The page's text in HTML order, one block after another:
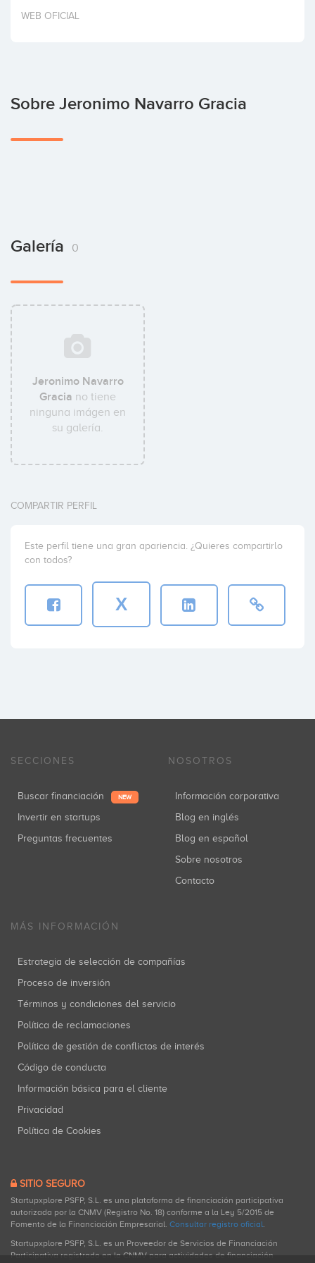
Invertir
WEB OFICIAL
Sobre Jeronimo Navarro Gracia
Galería 0
Jeronimo Navarro
Gracia no tiene
ninguna imágen en
su galería.
COMPARTIR PERFIL
Este perfil tiene una gran apariencia. ¿Quieres compartirlo
con todos?
X
SECCIONES
Buscar financiación NEW
Invertir en startups
Preguntas frecuentes
NOSOTROS
Información corporativa
Blog en inglés
Blog en español
Sobre nosotros
Contacto
MÁS INFORMACIÓN
Estrategia de selección de compañías
Proceso de inversión
Términos y condiciones del servicio
Política de reclamaciones
Política de gestión de conflictos de interés
Código de conducta
Información básica para el cliente
Privacidad
Política de Cookies
SITIO SEGURO
Startupxplore PSFP, S.L. es una plataforma de financiación participativa
autorizada por la CNMV (Registro No. 18) conforme a la Ley 5/2015 de
Fomento de la Financiación Empresarial. Consultar registro oficial.
Startupxplore PSFP, S.L. es un Proveedor de Servicios de Financiación
Participativa registrado en la CNMV para actividades de financiación